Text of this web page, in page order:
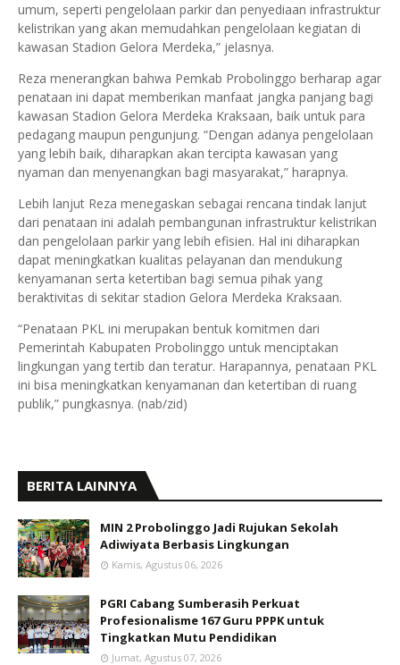
umum, seperti pengelolaan parkir dan penyediaan infrastruktur
kelistrikan yang akan memudahkan pengelolaan kegiatan di
kawasan Stadion Gelora Merdeka,” jelasnya.
Reza menerangkan bahwa Pemkab Probolinggo berharap agar
penataan ini dapat memberikan manfaat jangka panjang bagi
kawasan Stadion Gelora Merdeka Kraksaan, baik untuk para
pedagang maupun pengunjung. “Dengan adanya pengelolaan
yang lebih baik, diharapkan akan tercipta kawasan yang
nyaman dan menyenangkan bagi masyarakat,” harapnya.
Lebih lanjut Reza menegaskan sebagai rencana tindak lanjut
dari penataan ini adalah pembangunan infrastruktur kelistrikan
dan pengelolaan parkir yang lebih efisien. Hal ini diharapkan
dapat meningkatkan kualitas pelayanan dan mendukung
kenyamanan serta ketertiban bagi semua pihak yang
beraktivitas di sekitar stadion Gelora Merdeka Kraksaan.
“Penataan PKL ini merupakan bentuk komitmen dari
Pemerintah Kabupaten Probolinggo untuk menciptakan
lingkungan yang tertib dan teratur. Harapannya, penataan PKL
ini bisa meningkatkan kenyamanan dan ketertiban di ruang
publik,” pungkasnya. (nab/zid)
BERITA LAINNYA
MIN 2 Probolinggo Jadi Rujukan Sekolah
Adiwiyata Berbasis Lingkungan
Kamis, Agustus 06, 2026
PGRI Cabang Sumberasih Perkuat
Profesionalisme 167 Guru PPPK untuk
Tingkatkan Mutu Pendidikan
Jumat, Agustus 07, 2026